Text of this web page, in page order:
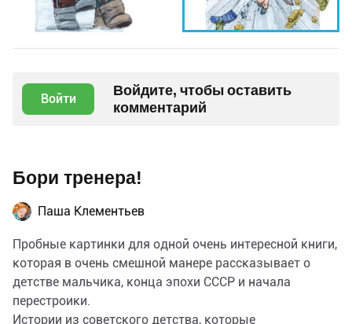
Войти
Войдите, чтобы оставить
комментарий
Бори тренера!
Паша Клементьев
Пробные картинки для одной очень интересной книги,
которая в очень смешной манере рассказывает о
детстве мальчика, конца эпохи СССР и начала
перестроики.
Истории из советского детства, которые